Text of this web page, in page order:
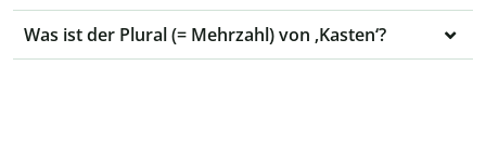
Was ist der Plural (= Mehrzahl) von ‚Kasten‘?